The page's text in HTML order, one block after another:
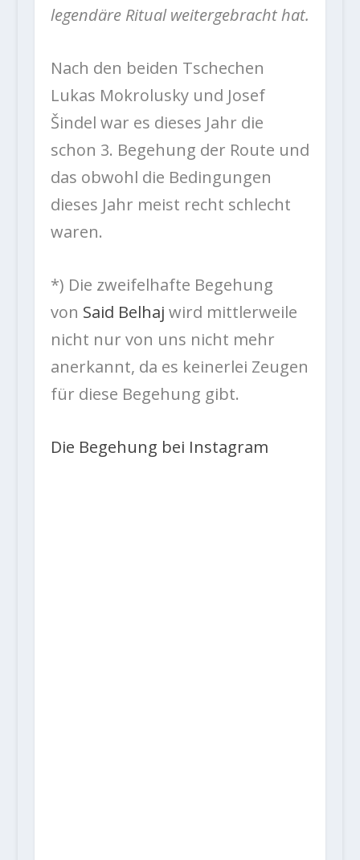
legendäre Ritual weitergebracht hat.
Nach den beiden Tschechen
Lukas Mokrolusky und Josef
Šindel war es dieses Jahr die
schon 3. Begehung der Route und
das obwohl die Bedingungen
dieses Jahr meist recht schlecht
waren.
*) Die zweifelhafte Begehung
von Said Belhaj wird mittlerweile
nicht nur von uns nicht mehr
anerkannt, da es keinerlei Zeugen
für diese Begehung gibt.
Die Begehung bei Instagram